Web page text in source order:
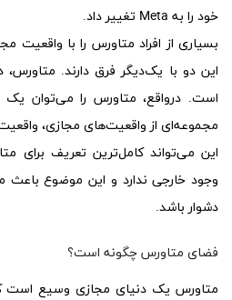
خود را به Meta تغییر داد.
بسیاری از افراد متاورس را با واقعیت
این دو با یک‌دیگر فرق دارند. متاورس،
است. درواقع، متاورس را می‌توان یک
مجموعه‌ای از واقعیت‌های مجازی،
این می‌تواند کامل‌ترین تعریف برای
وجود خارجی ندارد و این موضوع
دشوار باشد.
فضای متاورس چگونه است؟
متاورس یک دنیای مجازی وسیع است